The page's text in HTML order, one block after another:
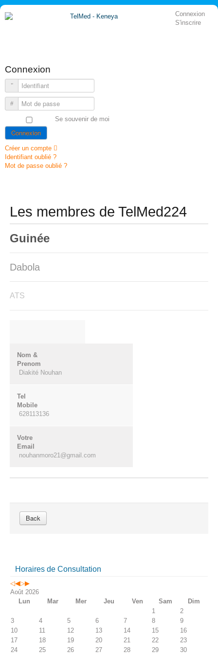
Connexion
S'inscrire
Connexion
Identifiant
Mot de passe
Se souvenir de moi
Connexion
Créer un compte
Identifiant oublié ?
Mot de passe oublié ?
Les membres de TelMed224
Guinée
Dabola
ATS
Nom &
Prenom
Diakité Nouhan
Tel
Mobile
628113136
Votre
Email
nouhanmoro21@gmail.com
Back
Horaires de Consultation
Août 2026
Lun
Mar Mer Jeu Ven Sam
Dim
1
2
3
4 5 6 7 8
9
10
11 12 13 14 15
16
17
18 19 20 21 22
23
24
25 26 27 28 29 30